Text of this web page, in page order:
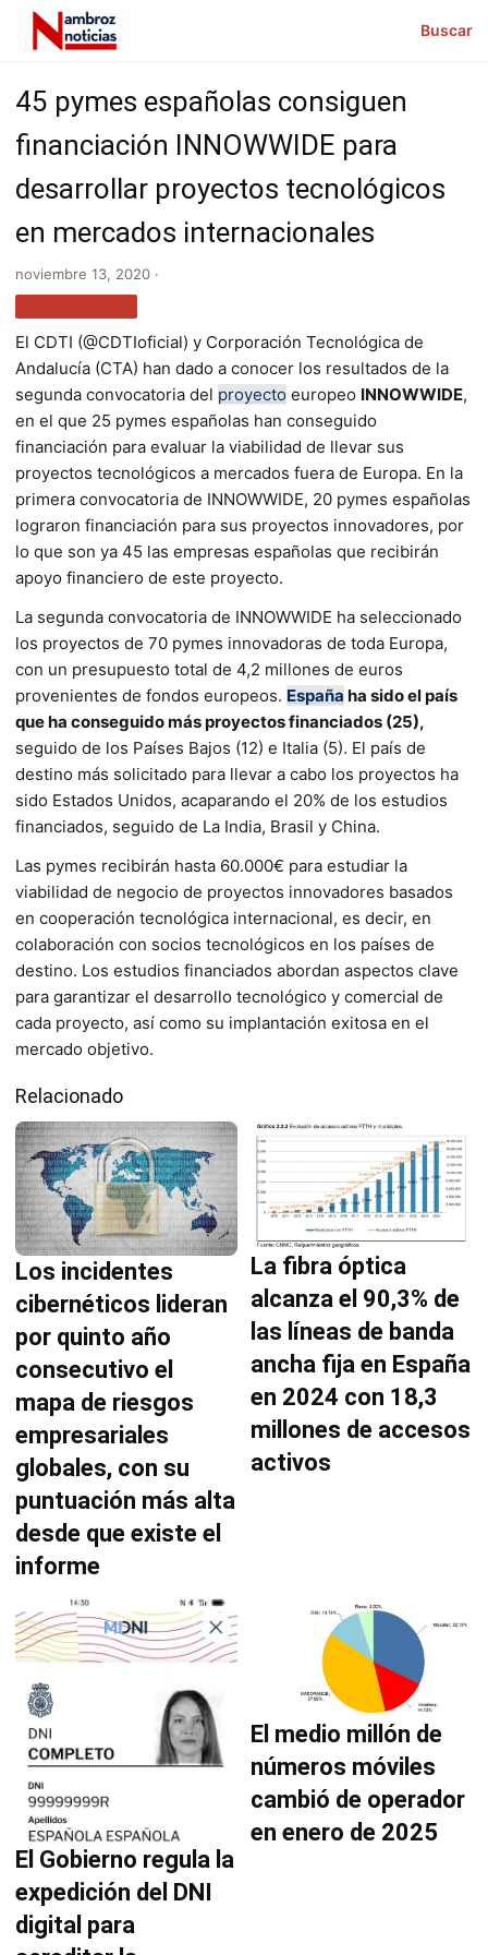
Buscar
45 pymes españolas consiguen
financiación INNOWWIDE para
desarrollar proyectos tecnológicos
en mercados internacionales
noviembre 13, 2020 ·
El CDTI (@CDTIoficial) y Corporación Tecnológica de
Andalucía (CTA) han dado a conocer los resultados de la
segunda convocatoria del proyecto europeo INNOWWIDE,
en el que 25 pymes españolas han conseguido
financiación para evaluar la viabilidad de llevar sus
proyectos tecnológicos a mercados fuera de Europa. En la
primera convocatoria de INNOWWIDE, 20 pymes españolas
lograron financiación para sus proyectos innovadores, por
lo que son ya 45 las empresas españolas que recibirán
apoyo financiero de este proyecto.
La segunda convocatoria de INNOWWIDE ha seleccionado
los proyectos de 70 pymes innovadoras de toda Europa,
con un presupuesto total de 4,2 millones de euros
provenientes de fondos europeos. España ha sido el país
que ha conseguido más proyectos financiados (25),
seguido de los Países Bajos (12) e Italia (5). El país de
destino más solicitado para llevar a cabo los proyectos ha
sido Estados Unidos, acaparando el 20% de los estudios
financiados, seguido de La India, Brasil y China.
Las pymes recibirán hasta 60.000€ para estudiar la
viabilidad de negocio de proyectos innovadores basados
en cooperación tecnológica internacional, es decir, en
colaboración con socios tecnológicos en los países de
destino. Los estudios financiados abordan aspectos clave
para garantizar el desarrollo tecnológico y comercial de
cada proyecto, así como su implantación exitosa en el
mercado objetivo.
Relacionado
Los incidentes
cibernéticos lideran
por quinto año
consecutivo el
mapa de riesgos
empresariales
globales, con su
puntuación más alta
desde que existe el
informe
La fibra óptica
alcanza el 90,3% de
las líneas de banda
ancha fija en España
en 2024 con 18,3
millones de accesos
activos
El Gobierno regula la
expedición del DNI
digital para
El medio millón de
números móviles
cambió de operador
en enero de 2025